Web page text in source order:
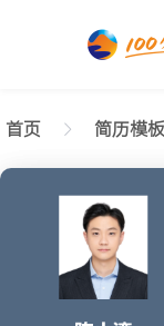
首页 简历模板
返回
正在查看5-10